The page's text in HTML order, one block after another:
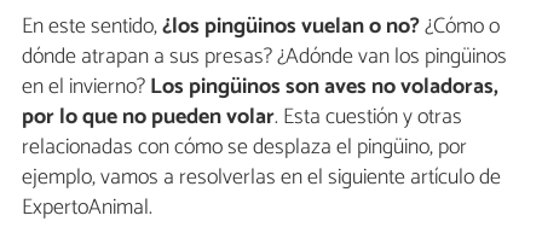
En este sentido,¿los pingüinos vuelan o no?¿Cómo o
dónde atrapan a sus presas? ¿Adónde van los pingüinos
en el invierno?Los pingüinos son aves no voladoras,
por lo que no pueden volar. Esta cuestión y otras
relacionadas con cómo se desplaza el pingüino, por
ejemplo, vamos a resolverlas en el siguiente artículo de
ExpertoAnimal.